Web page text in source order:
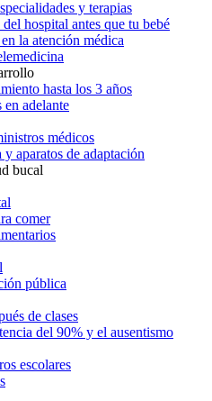
y terapias
hospital antes que tu bebé
la atención médica
hasta los 3 años
en adelante
médicos
aparatos de adaptación
bucal
comer
pública
de clases
del 90% y el ausentismo
escolares